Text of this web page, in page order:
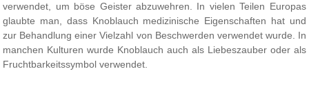
verwendet, um böse Geister abzuwehren. In vielen Teilen Europas
glaubte man, dass Knoblauch medizinische Eigenschaften hat und
zur Behandlung einer Vielzahl von Beschwerden verwendet wurde. In
manchen Kulturen wurde Knoblauch auch als Liebeszauber oder als
Fruchtbarkeitssymbol verwendet.